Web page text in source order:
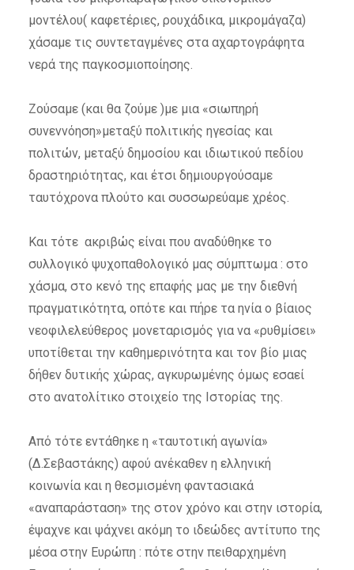
μοντέλου( καφετέριες, ρουχάδικα, μικρομάγαζα)
χάσαμε τις συντεταγμένες στα αχαρτογράφητα
νερά της παγκοσμιοποίησης.
Ζούσαμε (και θα ζούμε )με μια «σιωπηρή
συνεννόηση»μεταξύ πολιτικής ηγεσίας και
πολιτών, μεταξύ δημοσίου και ιδιωτικού πεδίου
δραστηριότητας, και έτσι δημιουργούσαμε
ταυτόχρονα πλούτο και συσσωρεύαμε χρέος.
Και τότε ακριβώς είναι που αναδύθηκε το
συλλογικό ψυχοπαθολογικό μας σύμπτωμα : στο
χάσμα, στο κενό της επαφής μας με την διεθνή
πραγματικότητα, οπότε και πήρε τα ηνία ο βίαιος
νεοφιλελεύθερος μονεταρισμός για να «ρυθμίσει»
υποτίθεται την καθημερινότητα και τον βίο μιας
δήθεν δυτικής χώρας, αγκυρωμένης όμως εσαεί
στο ανατολίτικο στοιχείο της Ιστορίας της.
Από τότε εντάθηκε η «ταυτοτική αγωνία»
(Δ.Σεβαστάκης) αφού ανέκαθεν η ελληνική
κοινωνία και η θεσμισμένη φαντασιακά
«αναπαράσταση» της στον χρόνο και στην ιστορία,
έψαχνε και ψάχνει ακόμη το ιδεώδες αντίτυπο της
μέσα στην Ευρώπη : πότε στην πειθαρχημένη